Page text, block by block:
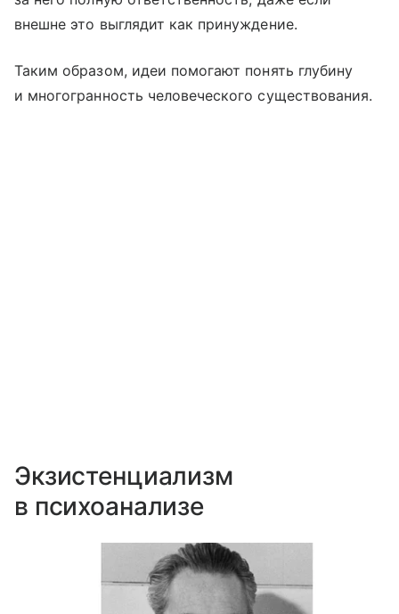
внешне это выглядит как принуждение.
Таким образом, идеи помогают понять глубину
и многогранность человеческого существования.
Экзистенциализм
в психоанализе